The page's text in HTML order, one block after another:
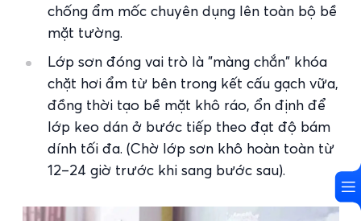
chống ẩm mốc chuyên dụng lên toàn bộ bề
mặt tường.
Lớp sơn đóng vai trò là "màng chắn" khóa
chặt hơi ẩm từ bên trong kết cấu gạch vữa,
đồng thời tạo bề mặt khô ráo, ổn định để
lớp keo dán ở bước tiếp theo đạt độ bám
dính tối đa. (Chờ lớp sơn khô hoàn toàn từ
12–24 giờ trước khi sang bước sau).